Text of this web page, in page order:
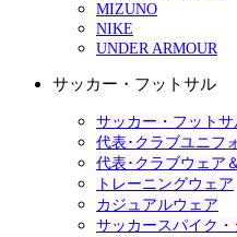
MIZUNO
NIKE
UNDER ARMOUR
サッカー・フットサル
サッカー・フット
代表･クラブユニフ
代表･クラブウェア
トレーニングウェア
カジュアルウェア
サッカースパイク